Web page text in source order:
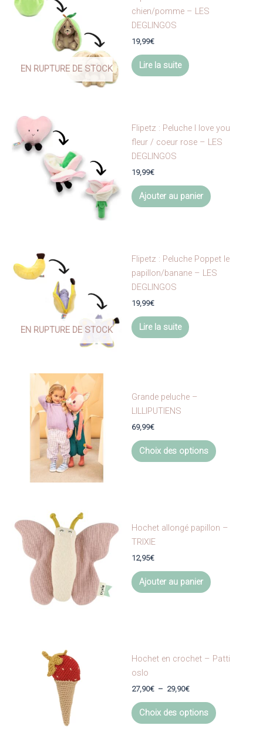
EN RUPTURE DE STOCK
chien/pomme – LES
DEGLINGOS
19,99€
Lire la suite
Flipetz : Peluche I love you
fleur / coeur rose – LES
DEGLINGOS
19,99€
Ajouter au panier
EN RUPTURE DE STOCK
Flipetz : Peluche Poppet le
papillon/banane – LES
DEGLINGOS
19,99€
Lire la suite
Grande peluche –
LILLIPUTIENS
69,99€
Choix des options
produit
options
Hochet allongé papillon –
TRIXIE
12,95€
Ajouter au panier
Hochet en crochet – Patti
oslo
27,90€ – 29,90€Plage
prix :
27,90€
Choix des options
produit